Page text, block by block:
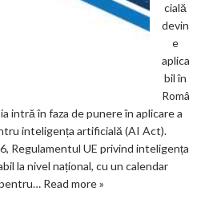
cială
devin
e
aplica
bil în
Româ
intră în faza de punere în aplicare a
inteligența artificială (AI Act).
Regulamentul UE privind inteligența
la nivel național, cu un calendar
Read more »